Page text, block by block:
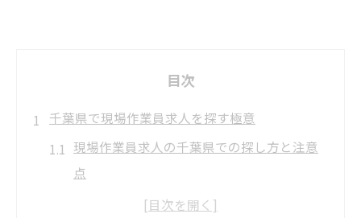
目次
千葉県で現場作業員求人を探す極意
現場作業員求人の千葉県での探し方と注意
点
現場作業員求人情報を効率よく集めるコツ